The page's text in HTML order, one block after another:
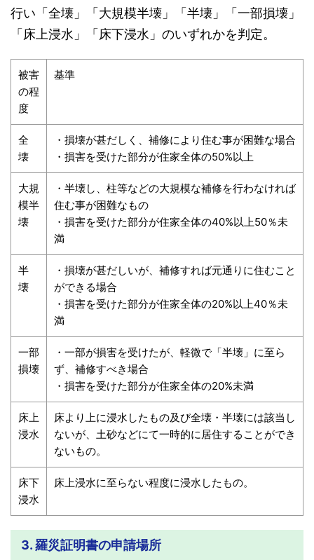
行い「全壊」「大規模半壊」「半壊」「一部損壊」
「床上浸水」「床下浸水」のいずれかを判定。
被害
の程
度
基準
全
壊
・損壊が甚だしく、補修により住む事が困難な場合
・損害を受けた部分が住家全体の50%以上
大規
模半
壊
・半壊し、柱等などの大規模な補修を行わなければ
住む事が困難なもの
・損害を受けた部分が住家全体の40%以上50％未
満
半
壊
・損壊が甚だしいが、補修すれば元通りに住むこと
ができる場合
・損害を受けた部分が住家全体の20%以上40％未
満
一部
損壊
・一部が損害を受けたが、軽微で「半壊」に至ら
ず、補修すべき場合
・損害を受けた部分が住家全体の20%未満
床上
浸水
床より上に浸水したもの及び全壊・半壊には該当し
ないが、土砂などにて一時的に居住することができ
ないもの。
床下
浸水
床上浸水に至らない程度に浸水したもの。
3. 羅災証明書の申請場所